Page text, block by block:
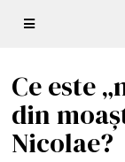
Ce este
din
Nicolae?